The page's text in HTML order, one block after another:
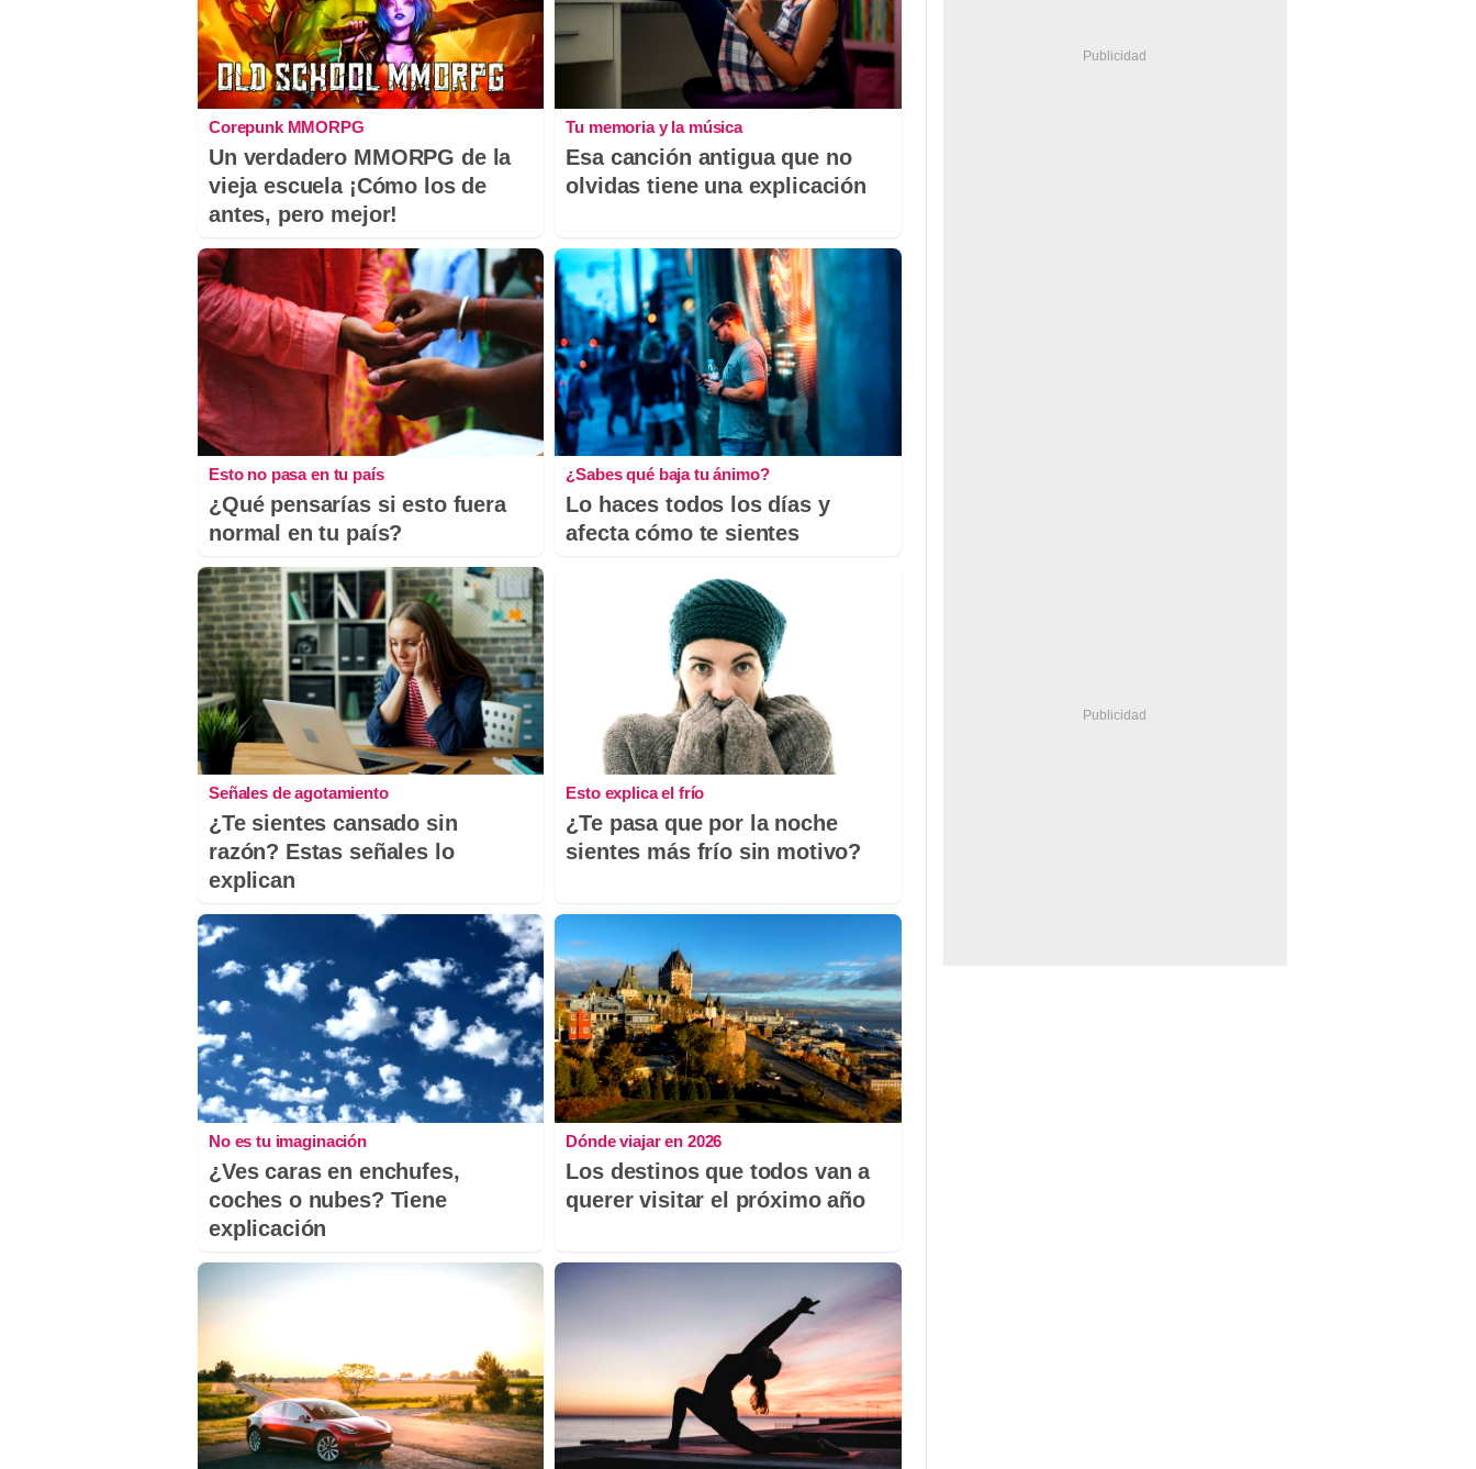
Corepunk MMORPG
Un verdadero MMORPG de la
vieja escuela ¡Cómo los de
antes, pero mejor!
Tu memoria y la música
Esa canción antigua que no
olvidas tiene una explicación
Esto no pasa en tu país
¿Qué pensarías si esto fuera
normal en tu país?
¿Sabes qué baja tu ánimo?
Lo haces todos los días y
afecta cómo te sientes
Señales de agotamiento
¿Te sientes cansado sin
razón? Estas señales lo
explican
Esto explica el frío
¿Te pasa que por la noche
sientes más frío sin motivo?
No es tu imaginación
¿Ves caras en enchufes,
coches o nubes? Tiene
explicación
Dónde viajar en 2026
Los destinos que todos van a
querer visitar el próximo año